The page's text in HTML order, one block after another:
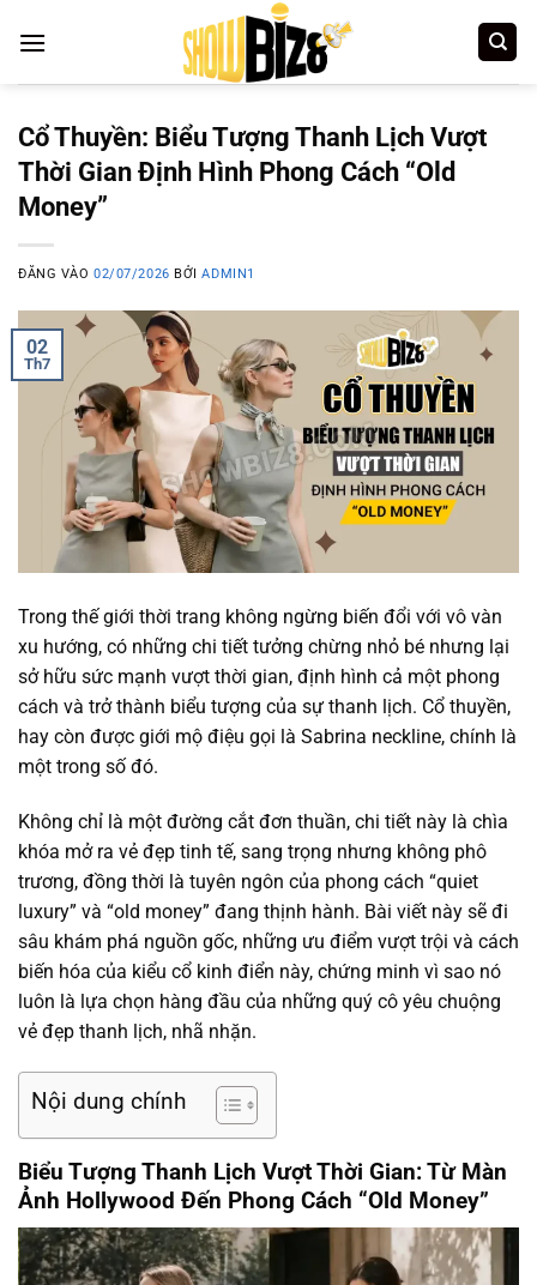
qua
Cổ Thuyền: Biểu Tượng Thanh Lịch Vượt
Thời Gian Định Hình Phong Cách “Old
Money”
ĐĂNG VÀO02/07/2026 BỞIADMIN1
02
Th7
Trong thế giới thời trang không ngừng biến đổi với vô vàn
xu hướng, có những chi tiết tưởng chừng nhỏ bé nhưng lại
sở hữu sức mạnh vượt thời gian, định hình cả một phong
cách và trở thành biểu tượng của sự thanh lịch. Cổ thuyền,
hay còn được giới mộ điệu gọi là Sabrina neckline, chính là
một trong số đó.
Không chỉ là một đường cắt đơn thuần, chi tiết này là chìa
khóa mở ra vẻ đẹp tinh tế, sang trọng nhưng không phô
trương, đồng thời là tuyên ngôn của phong cách “quiet
luxury” và “old money” đang thịnh hành. Bài viết này sẽ đi
sâu khám phá nguồn gốc, những ưu điểm vượt trội và cách
biến hóa của kiểu cổ kinh điển này, chứng minh vì sao nó
luôn là lựa chọn hàng đầu của những quý cô yêu chuộng
vẻ đẹp thanh lịch, nhã nhặn.
Nội dung chính
Biểu Tượng Thanh Lịch Vượt Thời Gian: Từ Màn
Ảnh Hollywood Đến Phong Cách “Old Money”